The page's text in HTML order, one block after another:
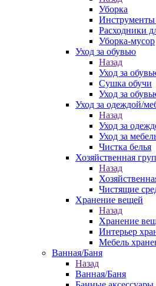
Уборка
Инструменты
Расходники
Уборка-мусор
Уход за обувью
Назад
Уход за
Сушка обучи
Уход за
Уход за одеждой/
Назад
Уход за
Уход за
Чистка белья
Хозяйственная
Назад
Чистящие
Хранение вещей
Назад
Хранение
Интерьер
Мебель
Ванная/Баня
Назад
Ванная/Баня